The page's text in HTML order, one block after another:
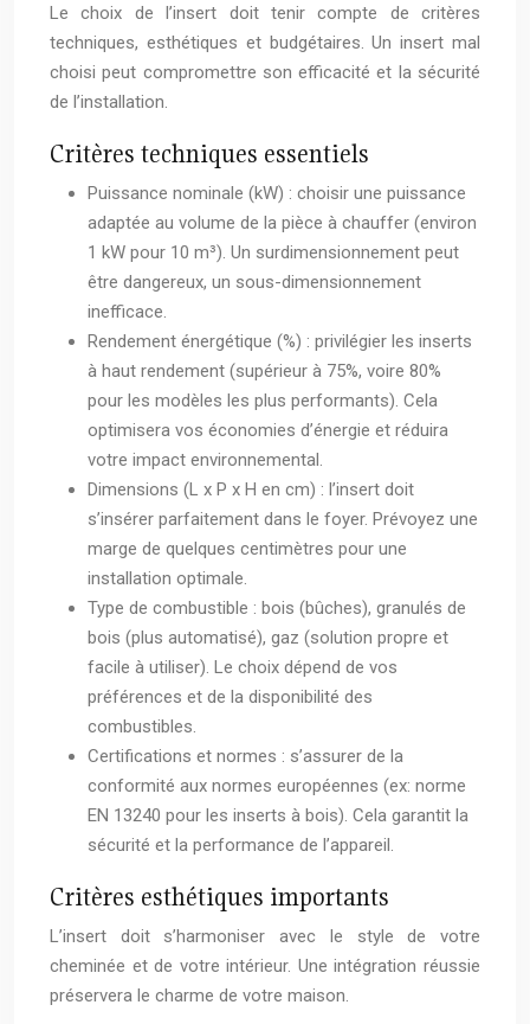
Le choix de l’insert doit tenir compte de critères
techniques, esthétiques et budgétaires. Un insert mal
choisi peut compromettre son efficacité et la sécurité
de l’installation.
Critères techniques essentiels
Puissance nominale (kW) : choisir une puissance
adaptée au volume de la pièce à chauffer (environ
1 kW pour 10 m³). Un surdimensionnement peut
être dangereux, un sous-dimensionnement
inefficace.
Rendement énergétique (%) : privilégier les inserts
à haut rendement (supérieur à 75%, voire 80%
pour les modèles les plus performants). Cela
optimisera vos économies d’énergie et réduira
votre impact environnemental.
Dimensions (L x P x H en cm) : l’insert doit
s’insérer parfaitement dans le foyer. Prévoyez une
marge de quelques centimètres pour une
installation optimale.
Type de combustible : bois (bûches), granulés de
bois (plus automatisé), gaz (solution propre et
facile à utiliser). Le choix dépend de vos
préférences et de la disponibilité des
combustibles.
Certifications et normes : s’assurer de la
conformité aux normes européennes (ex: norme
EN 13240 pour les inserts à bois). Cela garantit la
sécurité et la performance de l’appareil.
Critères esthétiques importants
L’insert doit s’harmoniser avec le style de votre
cheminée et de votre intérieur. Une intégration réussie
préservera le charme de votre maison.